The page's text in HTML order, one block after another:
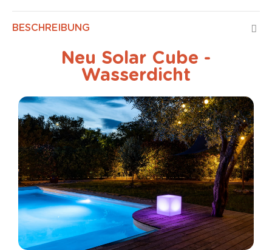
BESCHREIBUNG
Neu Solar Cube -
Wasserdicht